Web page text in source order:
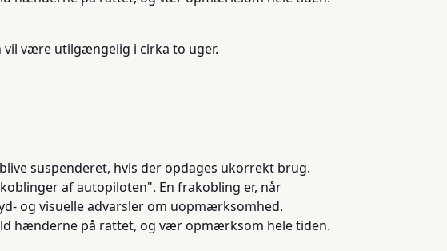
vil være utilgængelig i cirka to uger.
suspenderet, hvis der opdages ukorrekt brug.
af autopiloten". En frakobling er, når
og visuelle advarsler om uopmærksomhed.
hænderne på rattet, og vær opmærksom hele tiden.